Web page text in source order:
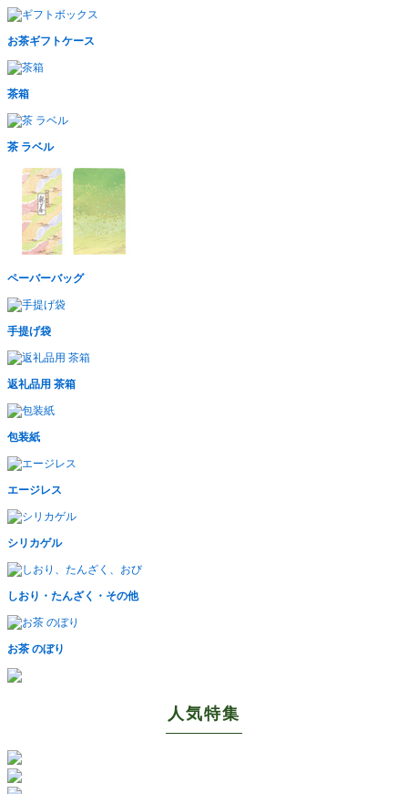
お茶ギフトケース
茶箱
茶 ラベル
ペーバーバッグ
手提げ袋
返礼品用 茶箱
包装紙
エージレス
シリカゲル
しおり・たんざく・その他
お茶 のぼり
人気特集